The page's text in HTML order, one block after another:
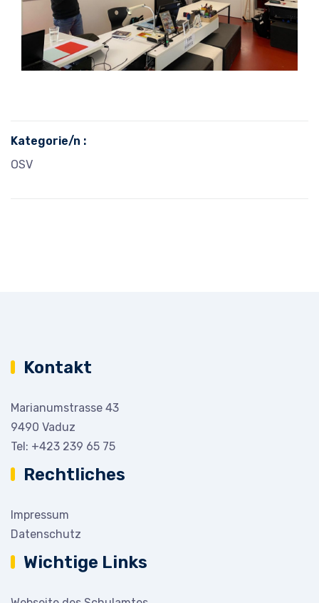
Kategorie/n :
OSV
Kontakt
Marianumstrasse 43
9490 Vaduz
Tel: +423 239 65 75
Rechtliches
Impressum
Datenschutz
Wichtige Links